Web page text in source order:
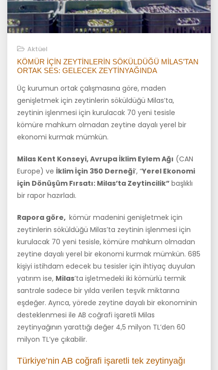
Aktüel
KÖMÜR IÇIN ZEYTINLERIN SÖKÜLDÜĞÜ MILAS’TAN
ORTAK SES: GELECEK ZEYTINYAĞINDA
Üç kurumun ortak çalışmasına göre, maden
genişletmek için zeytinlerin söküldüğü Milas’ta,
zeytinin işlenmesi için kurulacak 70 yeni tesisle
kömüre mahkum olmadan zeytine dayalı yerel bir
ekonomi kurmak mümkün.
Milas Kent Konseyi, Avrupa İklim Eylem Ağı (CAN
Europe) ve İklim İçin 350 Derneği’, “Yerel Ekonomi
için Dönüşüm Fırsatı: Milas’ta Zeytincilik” başlıklı
bir rapor hazırladı.
Rapora göre, kömür madenini genişletmek için
zeytinlerin söküldüğü Milas’ta zeytinin işlenmesi için
kurulacak 70 yeni tesisle, kömüre mahkum olmadan
zeytine dayalı yerel bir ekonomi kurmak mümkün. 685
kişiyi istihdam edecek bu tesisler için ihtiyaç duyulan
yatırım ise, Milas’ta işletmedeki iki kömürlü termik
santrale sadece bir yılda verilen teşvik miktarına
eşdeğer. Ayrıca, yörede zeytine dayalı bir ekonominin
desteklenmesi ile AB coğrafi işaretli Milas
zeytinyağının yarattığı değer 4,5 milyon TL’den 60
milyon TL’ye çıkabilir.
Türkiye’nin AB coğrafi işaretli tek zeytinyağı